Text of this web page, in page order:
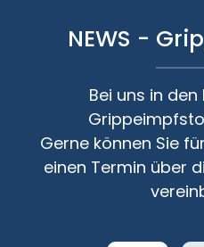
NEWS -
Bei uns in
Gerne können Sie
einen Termin über